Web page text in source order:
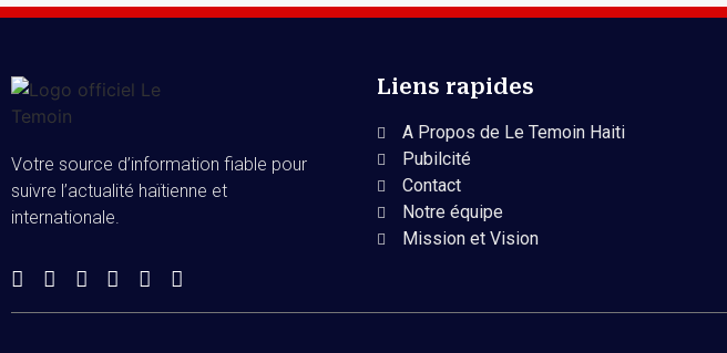
Votre source d’information fiable pour
suivre l’actualité haïtienne et
internationale.
Liens rapides
A Propos de Le Temoin Haiti
Pubilcité
Contact
Notre équipe
Mission et Vision